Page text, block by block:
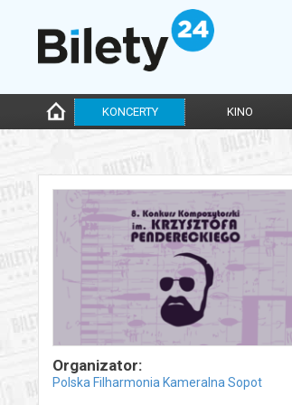
KONCERTY KINO
Organizator:
Polska Filharmonia Kameralna Sopot